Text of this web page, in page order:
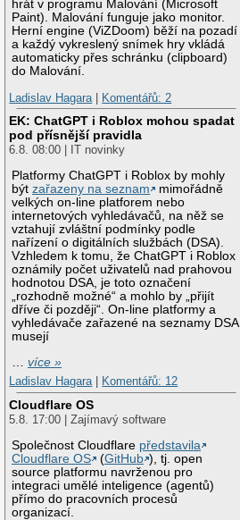
hrát v programu Malování (Microsoft
Paint). Malování funguje jako monitor.
Herní engine (ViZDoom) běží na pozadí
a každý vykreslený snímek hry vkládá
automaticky přes schránku (clipboard)
do Malování.
Ladislav Hagara
Komentářů: 2
EK: ChatGPT i Roblox mohou spadat
pod přísnější pravidla
6.8. 08:00 | IT novinky
Platformy ChatGPT i Roblox by mohly
býtzařazeny na seznam
mimořádně
velkých on-line platforem nebo
internetových vyhledávačů, na něž se
vztahují zvláštní podmínky podle
nařízení o digitálních službách (DSA).
Vzhledem k tomu, že ChatGPT i Roblox
oznámily počet uživatelů nad prahovou
hodnotou DSA, je toto označení
„rozhodně možné“ a mohlo by „přijít
dříve či později“. On-line platformy a
vyhledávače zařazené na seznamy DSA
musejí
…více »
Ladislav Hagara| Komentářů: 12
Cloudflare OS
5.8. 17:00 | Zajímavý software
Společnost Cloudflare představila
Cloudflare OS
(GitHub ), tj. open
source platformu navrženou pro
integraci umělé inteligence (agentů)
přímo do pracovních procesů
organizací.